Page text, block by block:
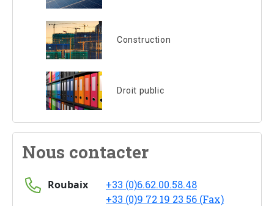
Construction
Droit public
Nous contacter
Roubaix
+33 (0)6.62.00.58.48
+33 (0)9 72 19 23 56 (Fax)